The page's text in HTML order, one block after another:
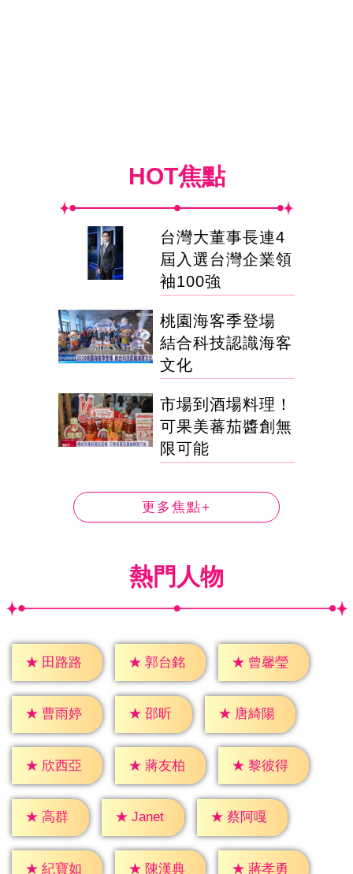
HOT焦點
台灣大董事長連4
屆入選台灣企業領
袖100強
桃園海客季登場
結合科技認識海客
文化
市場到酒場料理！
可果美蕃茄醬創無
限可能
更多焦點+
熱門人物
★ 田路路 ★ 郭台銘 ★ 曾馨瑩
★ 曹雨婷 ★ 邵昕 ★ 唐綺陽
★ 欣西亞 ★ 蔣友柏 ★ 黎彼得
★ 高群 ★ Janet ★ 蔡阿嘎
★ 紀寶如 ★ 陳漢典 ★ 蔣孝勇